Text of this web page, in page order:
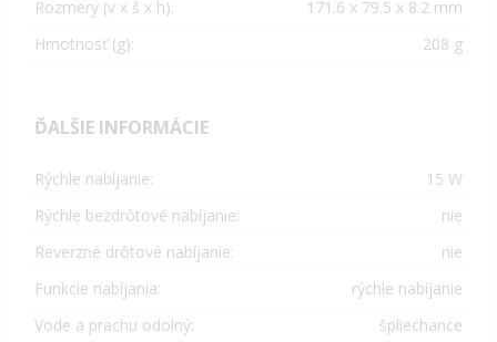
Rozmery (v x š x h):
171.6 x 79.5 x 8.2 mm
Hmotnosť (g):
208 g
ĎALŠIE INFORMÁCIE
Rýchle nabíjanie:
15 W
Rýchle bezdrôtové nabíjanie:
nie
Reverzné drôtové nabíjanie:
nie
Funkcie nabíjania:
rýchle nabíjanie
Vode a prachu odolný:
špliechance